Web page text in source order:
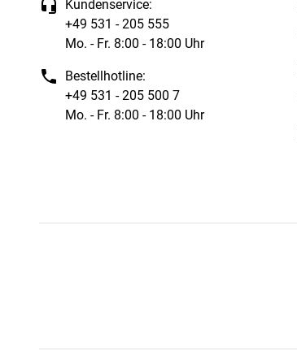
Kundenservice:
+49 531 - 205 555
Mo. - Fr. 8:00 - 18:00 Uhr
Bestellhotline:
+49 531 - 205 500 7
Mo. - Fr. 8:00 - 18:00 Uhr